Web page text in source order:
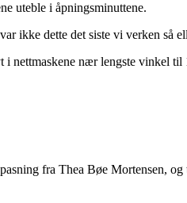
uteble i åpningsminuttene.
ikke dette det siste vi verken så
i nettmaskene nær lengste vinkel til
fra Thea Bøe Mortensen, og